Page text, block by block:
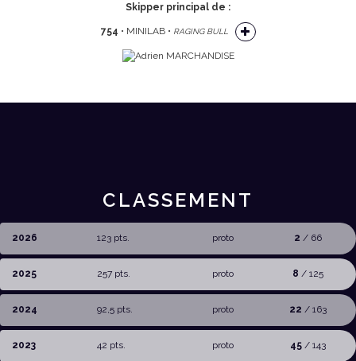
Skipper principal de :
754 • MINILAB • RAGING BULL
CLASSEMENT
2026 123 pts. proto 2 / 66
2025 257 pts. proto 8 / 125
2024 92,5 pts. proto 22 / 163
2023 42 pts. proto 45 / 143